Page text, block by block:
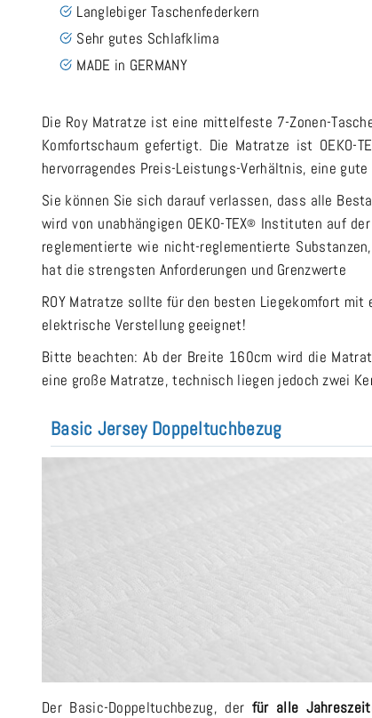
Langlebiger Taschenfederkern
Sehr gutes Schlafklima
MADE in GERMANY
Die Roy Matratze ist eine mittelfeste 7-Zonen-
Komfortschaum gefertigt. Die Matratze ist
hervorragendes Preis-Leistungs-Verhältnis, eine
Sie können Sie sich darauf verlassen, dass alle
wird von unabhängigen OEKO-TEX® Instituten auf der
reglementierte wie nicht-reglementierte
hat die strengsten Anforderungen und Grenzwerte
ROY Matratze sollte für den besten Liegekomfort
elektrische Verstellung geeignet!
Bitte beachten: Ab der Breite 160cm wird die
eine große Matratze, technisch liegen jedoch zwei
Basic Jersey Doppeltuchbezug
Der Basic-Doppeltuchbezug, der für alle